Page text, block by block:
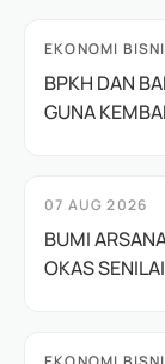
EKONOMI
BPKH DAN
GUNA
07 AUG 2026
BUMI
OKAS